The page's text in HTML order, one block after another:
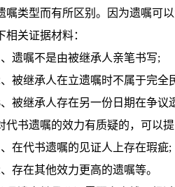
嘱类型而有所区别。因为遗嘱可
相关证据材料：
嘱不是由被继承人亲笔书写;
继承人在立遗嘱时不属于完全
继承人存在另一份日期在争议遗
遗嘱的效力有质疑的，可以提
代书遗嘱的见证人上存在瑕疵;
在其他效力更高的遗嘱等。